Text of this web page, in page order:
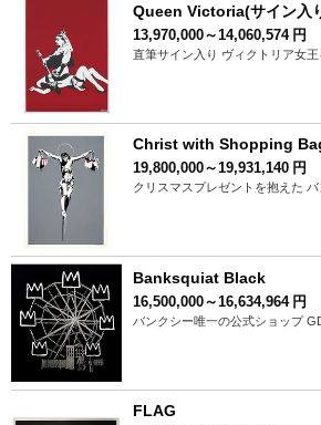
Queen Victoria(サイン入
13,970,000～14,060,574 円
直筆サイン入り ヴィクトリア女王
Christ with Shopping
19,800,000～19,931,140 円
クリスマスプレゼントを抱えた バ
Banksquiat Black
16,500,000～16,634,964 円
バンクシー唯一の公式ショップ
FLAG